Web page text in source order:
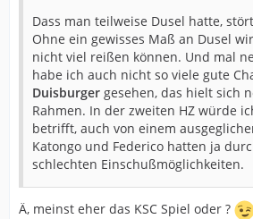
Dass man teilweise Dusel hatte,
Ohne ein gewisses Maß an Dusel
nicht viel reißen können. Und mal
habe ich auch nicht so viele gute
Duisburger gesehen, das hielt sich
Rahmen. In der zweiten HZ würde
betrifft, auch von einem
Katongo und Federico hatten ja
schlechten Einschußmöglichkeiten.
Ä, meinst eher das KSC Spiel oder ?